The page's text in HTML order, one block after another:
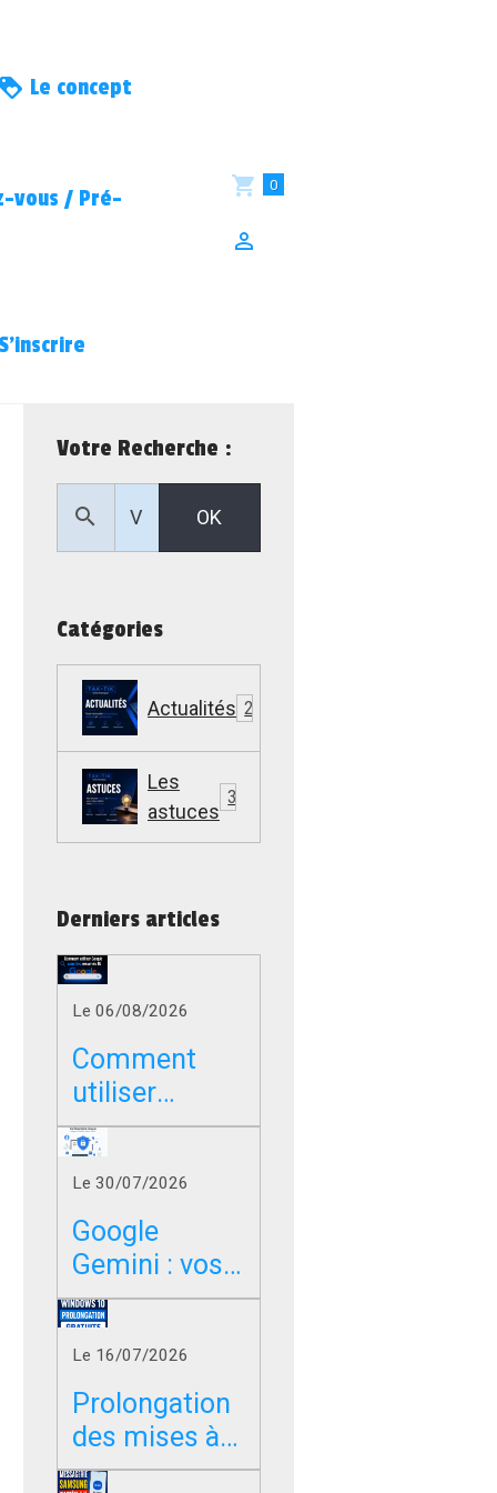
Le concept
vous / Pré-
0
Votre Recherche :
OK
Catégories
Actualités 22
Les
astuces
307
Derniers articles
Le 06/08/2026
Comment
utiliser
Google sans
les résumés
IA dans
Chrome, Edge
et Firefox ?
Le 30/07/2026
Google
Gemini : vos
photos,
vidéos et
messages
peuvent-ils
servir à
entraîner l’IA
Le 16/07/2026
Prolongation
des mises à
jour de